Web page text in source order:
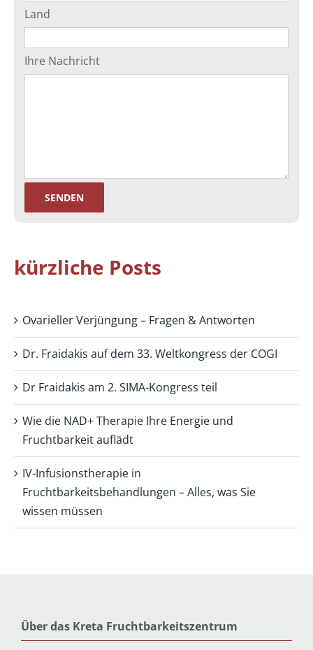
Land
Ihre Nachricht
kürzliche Posts
Ovarieller Verjüngung – Fragen & Antworten
Dr. Fraidakis auf dem 33. Weltkongress der COGI
Dr Fraidakis am 2. SIMA-Kongress teil
Wie die NAD+ Therapie Ihre Energie und
Fruchtbarkeit auflädt
IV-Infusionstherapie in
Fruchtbarkeitsbehandlungen – Alles, was Sie
wissen müssen
Über das Kreta Fruchtbarkeitszentrum